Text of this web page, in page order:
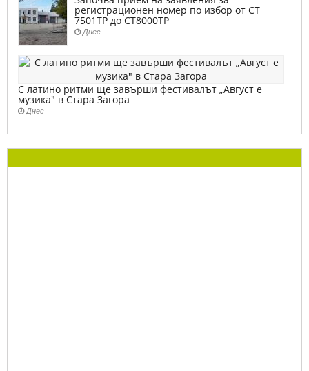
регистрационен номер по избор от СТ
7501ТР до СТ8000ТР
Днес
С латино ритми ще завърши фестивалът „Август е
музика" в Стара Загора
Днес